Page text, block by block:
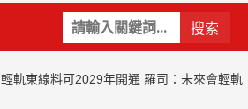
關
鍵
Primary
Menu
輕軌東線料可2029年開通 羅司：未來會輕軌